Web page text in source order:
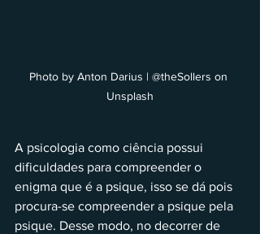
Photo by Anton Darius | @theSollers on
Unsplash
A psicologia como ciência possui
dificuldades para compreender o
enigma que é a psique, isso se dá pois
procura-se compreender a psique pela
psique. Desse modo, no decorrer de